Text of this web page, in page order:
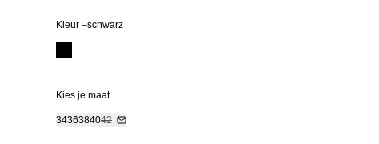
Kleur –schwarz
Kies je maat
3436384042